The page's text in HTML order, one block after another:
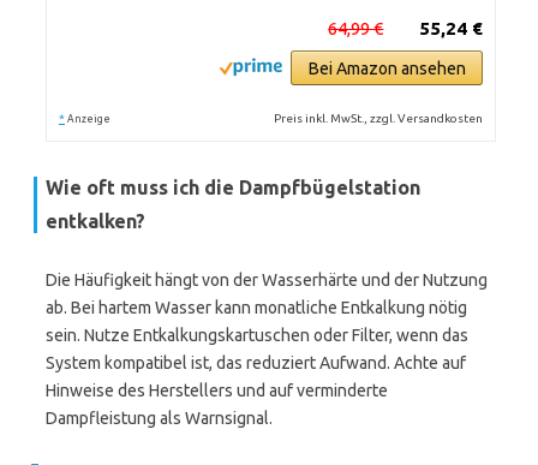
55,24 €
64,99 €
Bei Amazon ansehen
* Anzeige Preis inkl. MwSt., zzgl. Versandkosten
Wie oft muss ich die Dampfbügelstation
entkalken?
Die Häufigkeit hängt von der Wasserhärte und der Nutzung
ab. Bei hartem Wasser kann monatliche Entkalkung nötig
sein. Nutze Entkalkungskartuschen oder Filter, wenn das
System kompatibel ist, das reduziert Aufwand. Achte auf
Hinweise des Herstellers und auf verminderte
Dampfleistung als Warnsignal.